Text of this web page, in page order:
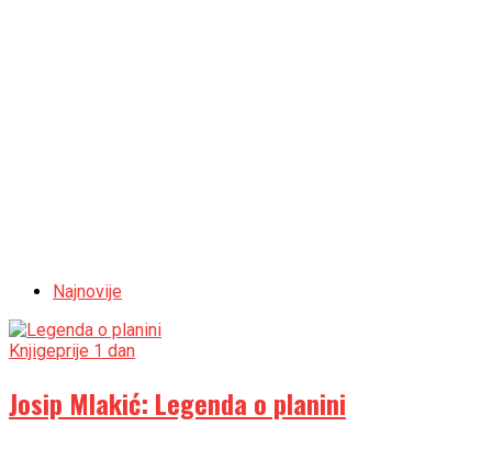
Najnovije
Knjigeprije 1 dan
Josip Mlakić: Legenda o planini